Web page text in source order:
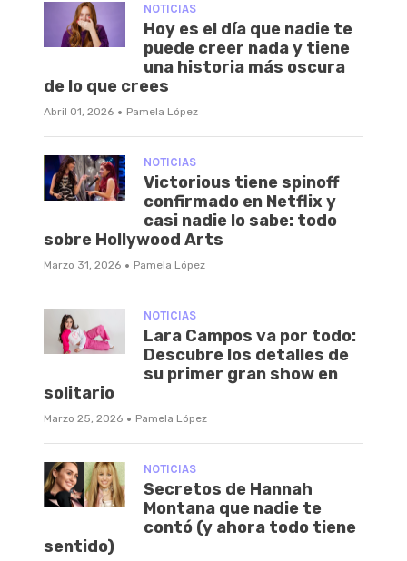
NOTICIAS
Hoy es el día que nadie te
puede creer nada y tiene
una historia más oscura
de lo que crees
Abril 01, 2026 · Pamela López
NOTICIAS
Victorious tiene spinoff
confirmado en Netflix y
casi nadie lo sabe: todo
sobre Hollywood Arts
Marzo 31, 2026 · Pamela López
NOTICIAS
Lara Campos va por todo:
Descubre los detalles de
su primer gran show en
solitario
Marzo 25, 2026 · Pamela López
NOTICIAS
Secretos de Hannah
Montana que nadie te
contó (y ahora todo tiene
sentido)